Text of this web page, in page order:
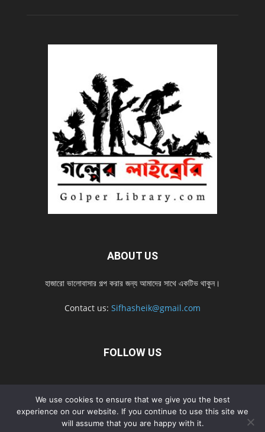
ABOUT US
হাজারো ভালোবাসার গল্প করার জন্য আমাদের সাথে একটিভ থাকুন।
Contact us: Sifhasheik@gmail.com
FOLLOW US
Home Contact us Privacy Policy শ্রেনী
শ্রেনী – mobile
Home – mobile
নতুন সব গল্প নতুন সব গল্প – mobile
নতুন সব গল্প 2022
নতুন সব গল্প 2022 – mobile
We use cookies to ensure that we give you the best
experience on our website. If you continue to use this site we
will assume that you are happy with it.